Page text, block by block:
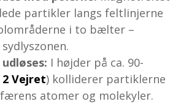
partikler langs feltlinjerne
i to bælter –
I højder på ca. 90-
2 Vejret) kolliderer partiklerne
atomer og molekyler.